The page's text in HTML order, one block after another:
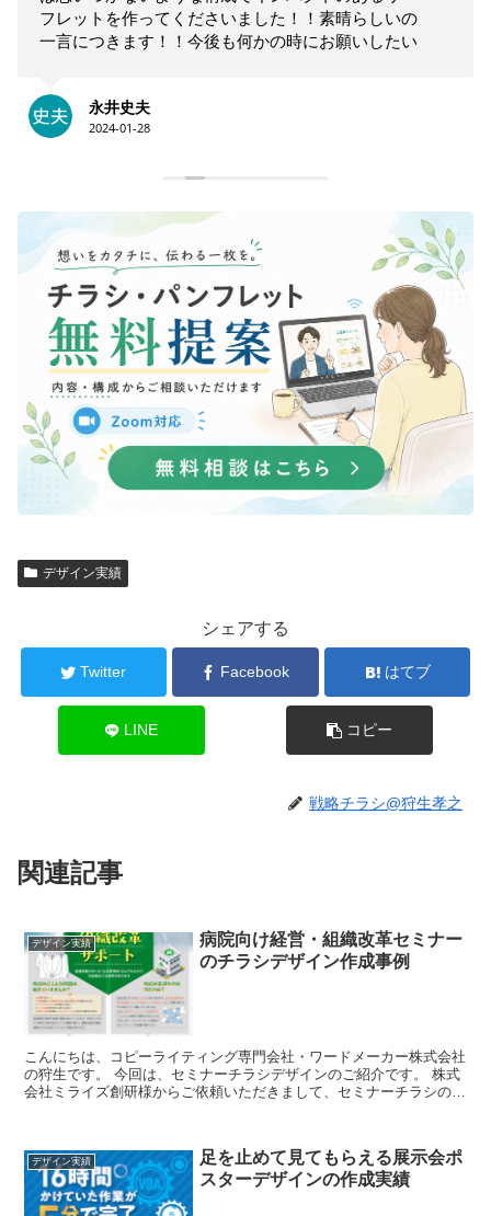
フレットを作ってくださいました！！素晴らしいの
一言につきます！！今後も何かの時にお願いしたい
永井史夫
2024-01-28
デザイン実績
シェアする
Twitter Facebook はてブ
LINE コピー
戦略チラシ@狩生孝之
関連記事
デザイン実績
病院向け経営・組織改革セミナー
のチラシデザイン作成事例
こんにちは、コピーライティング専門会社・ワードメーカー株式会社
の狩生です。 今回は、セミナーチラシデザインのご紹介です。 株式
会社ミライズ創研様からご依頼いただきまして、セミナーチラシの作
デザイン実績
足を止めて見てもらえる展示会ポ
スターデザインの作成実績